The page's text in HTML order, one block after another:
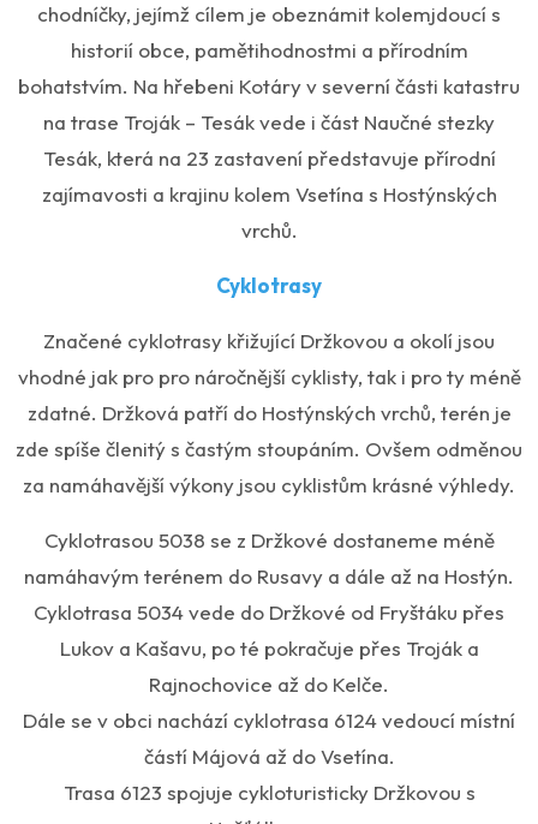
chodníčky, jejímž cílem je obeznámit kolemjdoucí s
historií obce, pamětihodnostmi a přírodním
bohatstvím. Na hřebeni Kotáry v severní části katastru
na trase Troják – Tesák vede i část Naučné stezky
Tesák, která na 23 zastavení představuje přírodní
zajímavosti a krajinu kolem Vsetína s Hostýnských
vrchů.
Cyklotrasy
Značené cyklotrasy křižující Držkovou a okolí jsou
vhodné jak pro pro náročnější cyklisty, tak i pro ty méně
zdatné. Držková patří do Hostýnských vrchů, terén je
zde spíše členitý s častým stoupáním. Ovšem odměnou
za namáhavější výkony jsou cyklistům krásné výhledy.
Cyklotrasou 5038 se z Držkové dostaneme méně
namáhavým terénem do Rusavy a dále až na Hostýn.
Cyklotrasa 5034 vede do Držkové od Fryštáku přes
Lukov a Kašavu, po té pokračuje přes Troják a
Rajnochovice až do Kelče.
Dále se v obci nachází cyklotrasa 6124 vedoucí místní
částí Májová až do Vsetína.
Trasa 6123 spojuje cykloturisticky Držkovou s